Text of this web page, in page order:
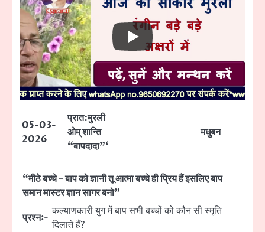
05-03-
2026
प्रात:मुरली
ओम् शान्ति
“बापदादा”‘
मधुबन
“मीठे बच्चे – बाप को ज्ञानी तू आत्मा बच्चे ही प्रिय हैं इसलिए बाप
समान मास्टर ज्ञान सागर बनो”
प्रश्नः-
कल्याणकारी युग में बाप सभी बच्चों को कौन सी स्मृति
दिलाते हैं?